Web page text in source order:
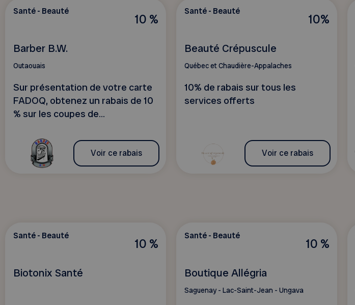
10 %
Santé - Beauté
Barber B.W.
Outaouais
Sur présentation de votre carte
FADOQ, obtenez un rabais de 10
% sur les coupes de...
Voir ce rabais
10%
Santé - Beauté
Beauté Crépuscule
Québec et Chaudière-Appalaches
10% de rabais sur tous les
services offerts
Voir ce rabais
10 %
Santé - Beauté
Biotonix Santé
10 %
Santé - Beauté
Boutique Allégria
Saguenay - Lac-Saint-Jean - Ungava